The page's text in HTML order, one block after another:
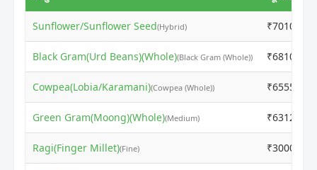
Sunflower/Sunflower Seed(Hybrid) ₹7010
Black Gram(Urd Beans)(Whole)(Black Gram (Whole)) ₹6810
Cowpea(Lobia/Karamani)(Cowpea (Whole)) ₹6555
Green Gram(Moong)(Whole)(Medium) ₹6312
Ragi(Finger Millet)(Fine) ₹3000